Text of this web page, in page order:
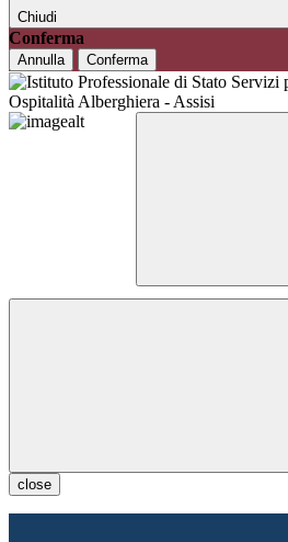
Chiudi
Conferma
Annulla Conferma
close